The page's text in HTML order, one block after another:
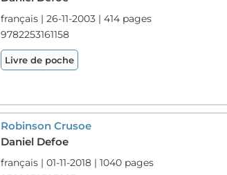
français | 26-11-2003 | 414 pages
9782253161158
Livre de poche
Robinson Crusoe
Daniel Defoe
français | 01-11-2018 | 1040 pages